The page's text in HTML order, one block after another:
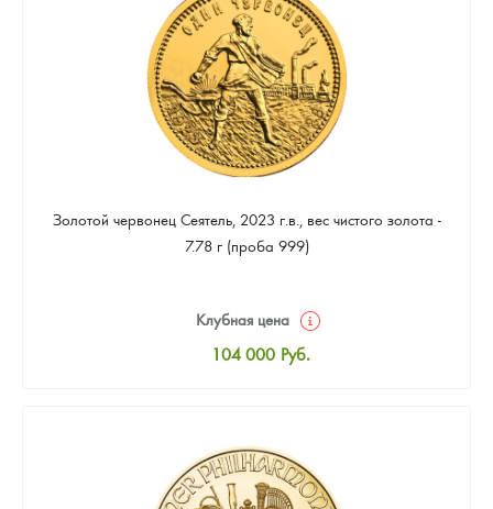
93 953 Руб.
Золотой червонец Сеятель, 2023 г.в., вес чистого золота -
7.78 г (проба 999)
Клубная цена
104 000 Руб.
Цена выкупа
93 953 Руб.